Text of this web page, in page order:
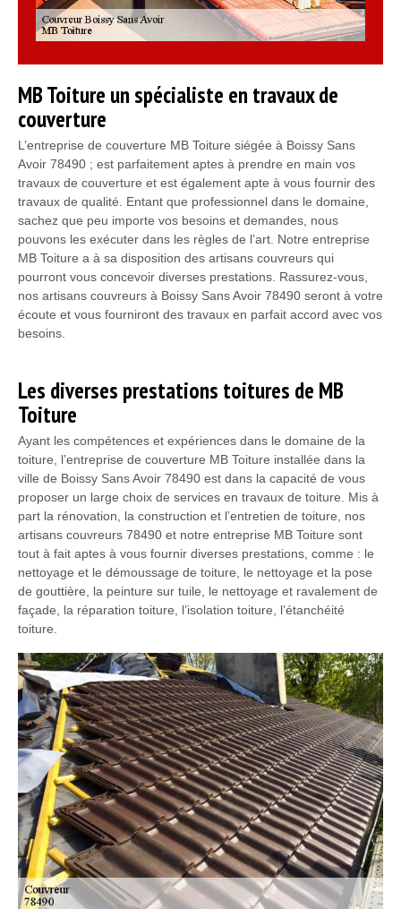
MB Toiture un spécialiste en travaux de
couverture
L’entreprise de couverture MB Toiture siégée à Boissy Sans
Avoir 78490 ; est parfaitement aptes à prendre en main vos
travaux de couverture et est également apte à vous fournir des
travaux de qualité. Entant que professionnel dans le domaine,
sachez que peu importe vos besoins et demandes, nous
pouvons les exécuter dans les règles de l’art. Notre entreprise
MB Toiture a à sa disposition des artisans couvreurs qui
pourront vous concevoir diverses prestations. Rassurez-vous,
nos artisans couvreurs à Boissy Sans Avoir 78490 seront à votre
écoute et vous fourniront des travaux en parfait accord avec vos
besoins.
Les diverses prestations toitures de MB
Toiture
Ayant les compétences et expériences dans le domaine de la
toiture, l’entreprise de couverture MB Toiture installée dans la
ville de Boissy Sans Avoir 78490 est dans la capacité de vous
proposer un large choix de services en travaux de toiture. Mis à
part la rénovation, la construction et l’entretien de toiture, nos
artisans couvreurs 78490 et notre entreprise MB Toiture sont
tout à fait aptes à vous fournir diverses prestations, comme : le
nettoyage et le démoussage de toiture, le nettoyage et la pose
de gouttière, la peinture sur tuile, le nettoyage et ravalement de
façade, la réparation toiture, l’isolation toiture, l’étanchéité
toiture.